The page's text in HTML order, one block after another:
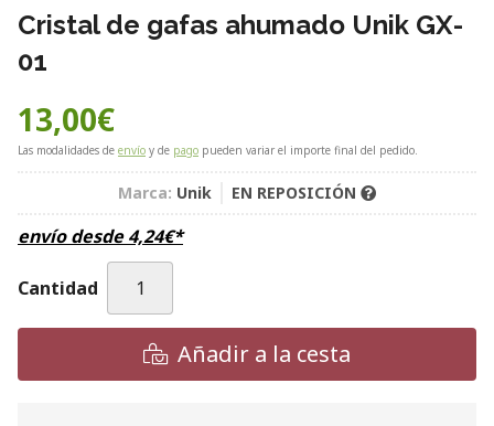
Cristal de gafas ahumado Unik GX-
01
13,00€
Las modalidades de envío y de pago pueden variar el importe final del pedido.
Marca: Unik EN REPOSICIÓN
envío desde4,24€*
Cantidad
Añadir a la cesta